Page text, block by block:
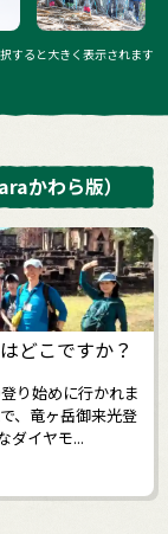
すると大きく表示されます
かわら版）
どこですか？
り始めに行かれま
、竜ヶ岳御来光登
ダイヤモ...